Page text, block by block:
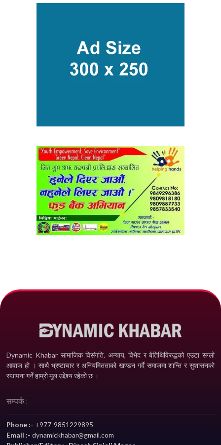
Dynamic Khabar सामाजिक विसंगति, अन्याय, विभेद­ र बेतिथिविरुद्धको एउटा सग्लो
आवाज हो । साथै भ्रष्टाचार र अनियमितताको खण्डन गर्दै समाजमा शान्ति र सुशासनको
स्थापना गर्ने हाम्रो मूल उद्देश्य रहेको छ ।
सम्पर्क :
Phone :- +977-9851229895
Email :-dynamickhabar@gmail.com